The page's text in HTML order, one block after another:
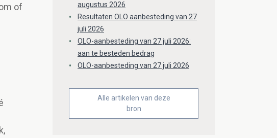
of
augustus 2026
Resultaten OLO aanbesteding van 27
juli 2026
OLO-aanbesteding van 27 juli 2026:
aan te besteden bedrag
OLO-aanbesteding van 27 juli 2026
Alle artikelen van deze
bron